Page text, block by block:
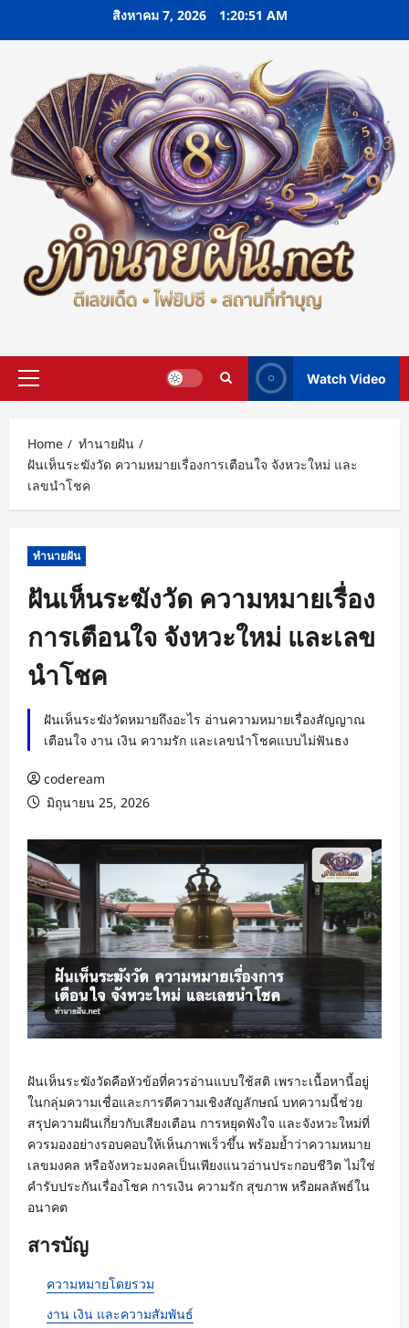
สิงหาคม 7, 2026 1:20:52 AM
Primary
Watch Video
Home
ทำนายฝัน
ฝันเห็นระฆังวัด ความหมายเรื่องการเตือนใจ จังหวะใหม่ และ
เลขนำโชค
ทำนายฝัน
ฝันเห็นระฆังวัด ความหมายเรื่อง
การเตือนใจ จังหวะใหม่ และเลข
นำโชค
ฝันเห็นระฆังวัดหมายถึงอะไร อ่านความหมายเรื่องสัญญาณ
เตือนใจ งาน เงิน ความรัก และเลขนำโชคแบบไม่ฟันธง
codeream
มิถุนายน 25, 2026
ฝันเห็นระฆังวัดคือหัวข้อที่ควรอ่านแบบใช้สติ เพราะเนื้อหานี้อยู่
ในกลุ่มความเชื่อและการตีความเชิงสัญลักษณ์ บทความนี้ช่วย
สรุปความฝันเกี่ยวกับเสียงเตือน การหยุดฟังใจ และจังหวะใหม่ที่
ควรมองอย่างรอบคอบให้เห็นภาพเร็วขึ้น พร้อมย้ำว่าความหมาย
เลขมงคล หรือจังหวะมงคลเป็นเพียงแนวอ่านประกอบชีวิต ไม่ใช่
คำรับประกันเรื่องโชค การเงิน ความรัก สุขภาพ หรือผลลัพธ์ใน
อนาคต
สารบัญ
ความหมายโดยรวม
งาน เงิน และความสัมพันธ์